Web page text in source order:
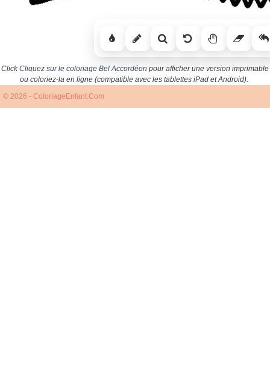
ClickCliquez sur le coloriage Bel Accordéon pour afficher une version imprimable
ou coloriez-la en ligne (compatible avec les tablettes iPad et Android).
© 2026 - ColoriageEnfant.Com